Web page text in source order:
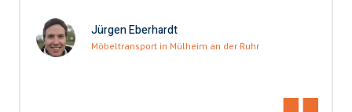
Jürgen Eberhardt
Möbeltransport in Mülheim an der Ruhr